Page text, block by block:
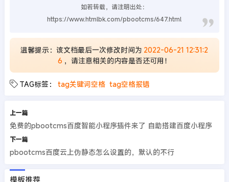
如若转载，请注明出处：
https://www.htmlbk.com/pbootcms/647.html
温馨提示：该文档最后一次修改时间为 2022-06-21 12:31:2
6 ，请注意相关的内容是否还可用！
TAG标签： tag关键词空格 tag空格报错
上一篇
免费的pbootcms百度智能小程序插件来了 自助搭建百度小程序
下一篇
pbootcms百度云上伪静态怎么设置的，默认的不行
模板推荐